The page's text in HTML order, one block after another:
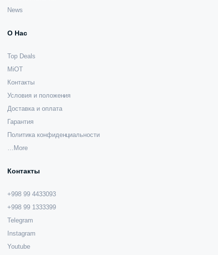
News
О Нас
Top Deals
MiOT
Контакты
Условия и положения
Доставка и оплата
Гарантия
Политика конфиденциальности
…More
Контакты
+998 99 4433093
+998 99 1333399
Telegram
Instagram
Youtube